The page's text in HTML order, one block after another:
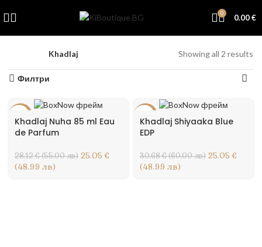
0 0.00€
Khadlaj Showing all 2 results
Филтри
Khadlaj Nuha 85 ml Eau
de Parfum
28.12 € (55.00 лв) 25.05 €
(48.99 лв)
Khadlaj Shiyaaka Blue
EDP
30.68 € (60.00 лв) 25.05 €
(48.99 лв)